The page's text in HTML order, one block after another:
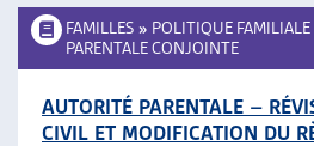
FAMILLES » POLITIQUE FAMILIALE
PARENTALE CONJOINTE
AUTORITÉ PARENTALE –
CIVIL ET MODIFICATION DU